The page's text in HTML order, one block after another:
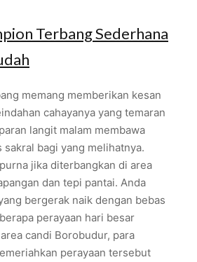
Terbang Sederhana
memang memberikan kesan
cahayanya yang temaran
langit malam membawa
bagi yang melihatnya.
jika diterbangkan di area
dan tepi pantai. Anda
bergerak naik dengan bebas
perayaan hari besar
candi Borobudur, para
perayaan tersebut